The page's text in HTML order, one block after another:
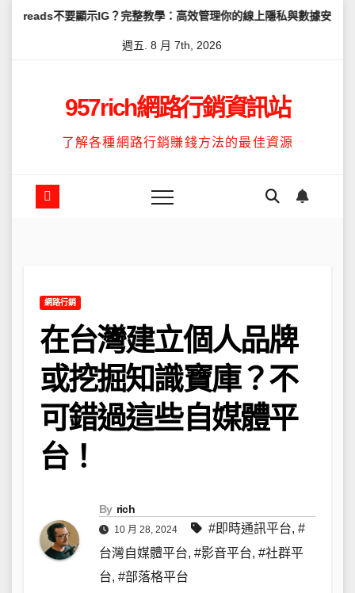
IG？完整教學：高效管理你的線上隱私與數據安全 怎麼讓
週五. 8 月 7th, 2026
957rich網路行銷資訊站
了解各種網路行銷賺錢方法的最佳資源
網路行銷
在台灣建立個人品牌
或挖掘知識寶庫？不
可錯過這些自媒體平
台！
By rich
10 月 28, 2024 #即時通訊平台, #
台灣自媒體平台, #影音平台, #社群平
台, #部落格平台